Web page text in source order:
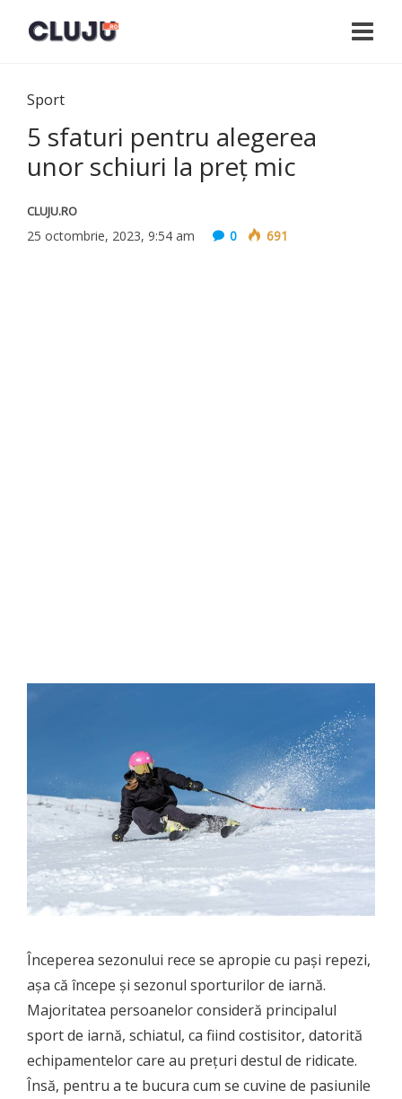
Sport
5 sfaturi pentru alegerea
unor schiuri la preț mic
CLUJU.RO
25 octombrie, 2023, 9:54 am 0 691
Începerea sezonului rece se apropie cu pași repezi,
așa că începe și sezonul sporturilor de iarnă.
Majoritatea persoanelor consideră principalul
sport de iarnă, schiatul, ca fiind costisitor, datorită
echipamentelor care au prețuri destul de ridicate.
Însă, pentru a te bucura cum se cuvine de pasiunile